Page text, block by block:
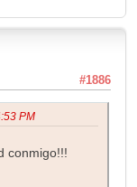
#1886
PM
conmigo!!!